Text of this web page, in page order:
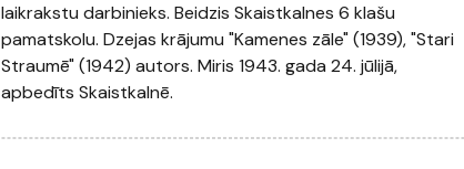
laikrakstu darbinieks. Beidzis Skaistkalnes 6 klašu
pamatskolu. Dzejas krājumu "Kamenes zāle" (1939), "Stari
Straumē" (1942) autors. Miris 1943. gada 24. jūlijā,
apbedīts Skaistkalnē.